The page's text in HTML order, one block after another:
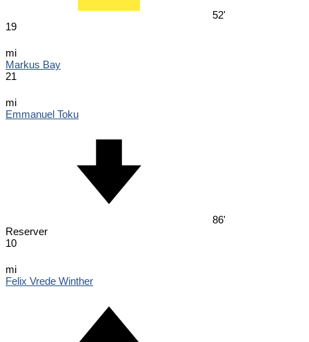
52'
19
mi
Markus Bay
21
mi
Emmanuel Toku
86'
Reserver
10
mi
Felix Vrede Winther